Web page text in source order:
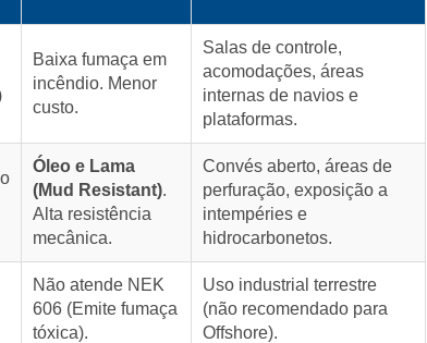
Baixa fumaça em
incêndio. Menor
custo.
Salas de controle,
acomodações, áreas
internas de navios e
plataformas.
Óleo e Lama
(Mud Resistant).
Alta resistência
mecânica.
Convés aberto, áreas de
perfuração, exposição a
intempéries e
hidrocarbonetos.
Não atende NEK
606 (Emite fumaça
tóxica).
Uso industrial terrestre
(não recomendado para
Offshore).